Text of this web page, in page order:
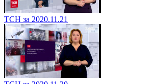
ТСН за 2020.11.21